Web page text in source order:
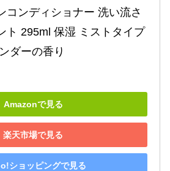
コンディショナー 洗い流さ
ト 295ml 保湿 ミストタイプ
ダーの香り
Amazonで見る
楽天市場で見る
ショッピングで見る